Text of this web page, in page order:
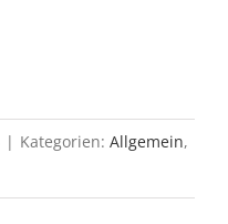
| Kategorien: Allgemein,